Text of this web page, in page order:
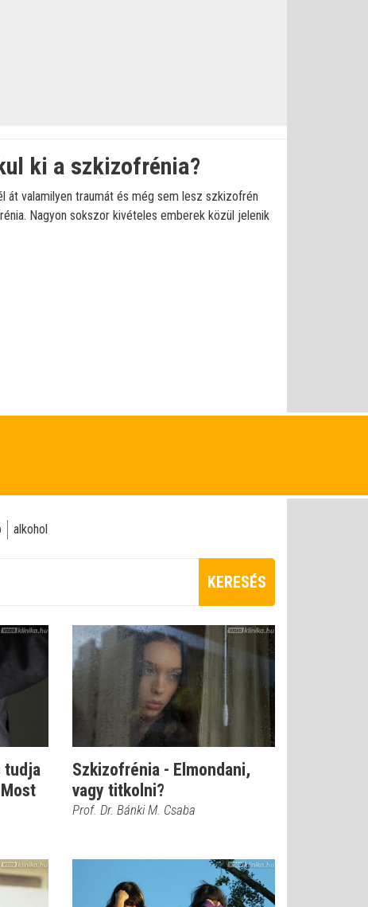
ki a szkizofrénia?
át valamilyen traumát és még sem lesz szkizofrén
Nagyon sokszor kivételes emberek közül jelenik
alkohol
KERESÉS
tudja
Szkizofrénia - Elmondani,
vagy titkolni?
Prof. Dr. Bánki M. Csaba